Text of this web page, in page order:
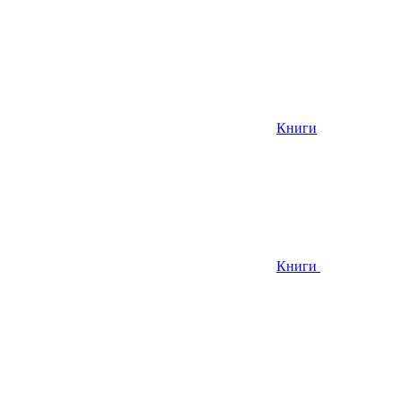
Книги
Книги